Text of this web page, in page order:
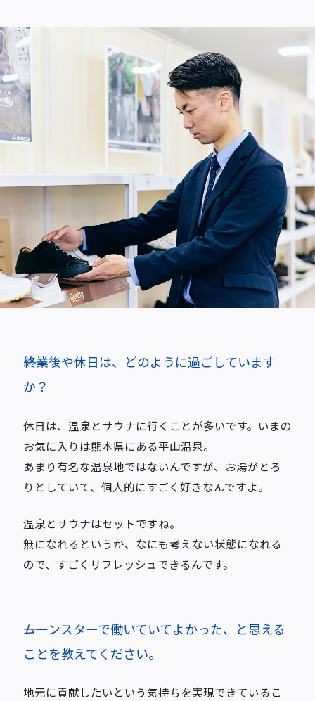
――終業後や休日は、どのように過ごしています
か？
休日は、温泉とサウナに行くことが多いです。いまの
お気に入りは熊本県にある平山温泉。
あまり有名な温泉地ではないんですが、お湯がとろ
りとしていて、個人的にすごく好きなんですよ。
温泉とサウナはセットですね。
無になれるというか、なにも考えない状態になれる
ので、すごくリフレッシュできるんです。
――ムーンスターで働いていてよかった、と思える
ことを教えてください。
地元に貢献したいという気持ちを実現できているこ